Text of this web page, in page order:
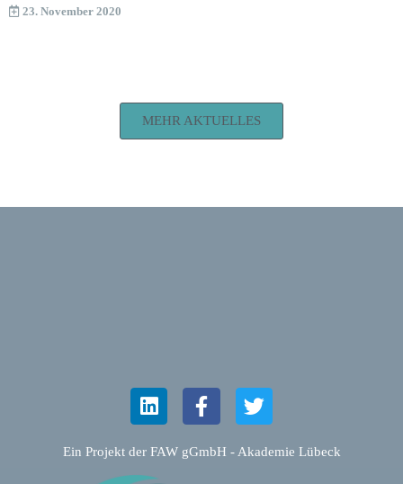
23. November 2020
MEHR AKTUELLES
Ein Projekt der FAW gGmbH - Akademie Lübeck